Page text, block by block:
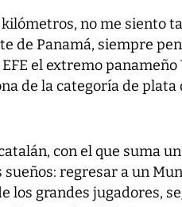
no me siento
de Panamá, siempre
el extremo panameño
de la categoría de
con el que suma
regresar a un
los grandes jugadores,